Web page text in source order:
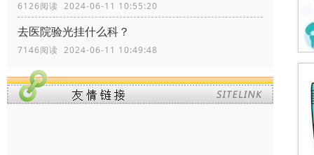
6126阅读 2024-06-11 10:55:20
去医院验光挂什么科？
7146阅读 2024-06-11 10:49:48